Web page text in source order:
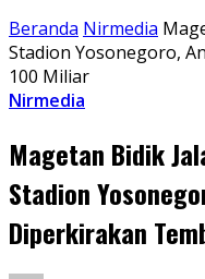
Beranda Nirmedia
Stadion Yosonegoro,
100 Miliar
Nirmedia
Magetan Bidik
Stadion
Diperkirakan